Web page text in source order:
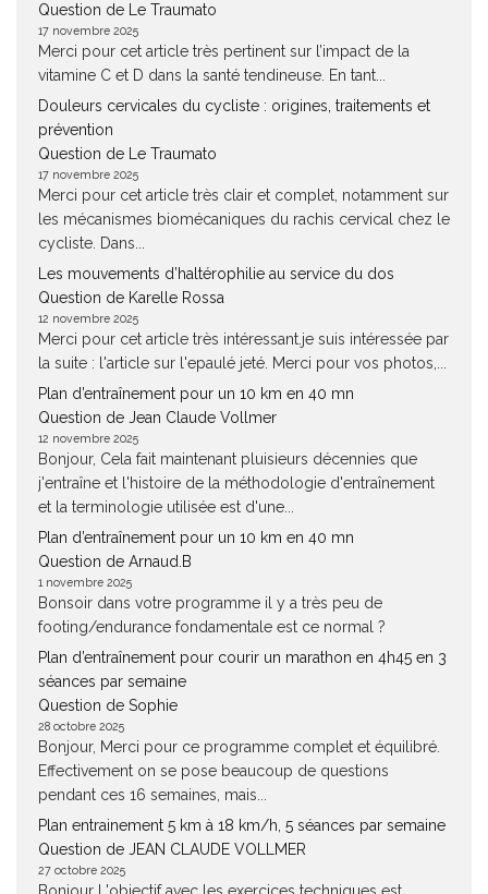
Question de Le Traumato
17 novembre 2025
Merci pour cet article très pertinent sur l’impact de la
vitamine C et D dans la santé tendineuse. En tant...
Douleurs cervicales du cycliste : origines, traitements et
prévention
Question de Le Traumato
17 novembre 2025
Merci pour cet article très clair et complet, notamment sur
les mécanismes biomécaniques du rachis cervical chez le
cycliste. Dans...
Les mouvements d’haltérophilie au service du dos
Question de Karelle Rossa
12 novembre 2025
Merci pour cet article très intéressant.je suis intéressée par
la suite : l'article sur l'epaulé jeté. Merci pour vos photos,...
Plan d’entraînement pour un 10 km en 40 mn
Question de Jean Claude Vollmer
12 novembre 2025
Bonjour, Cela fait maintenant pluisieurs décennies que
j'entraîne et l'histoire de la méthodologie d'entraînement
et la terminologie utilisée est d'une...
Plan d’entraînement pour un 10 km en 40 mn
Question de Arnaud.B
1 novembre 2025
Bonsoir dans votre programme il y a très peu de
footing/endurance fondamentale est ce normal ?
Plan d’entraînement pour courir un marathon en 4h45 en 3
séances par semaine
Question de Sophie
28 octobre 2025
Bonjour, Merci pour ce programme complet et équilibré.
Effectivement on se pose beaucoup de questions
pendant ces 16 semaines, mais...
Plan entrainement 5 km à 18 km/h, 5 séances par semaine
Question de JEAN CLAUDE VOLLMER
27 octobre 2025